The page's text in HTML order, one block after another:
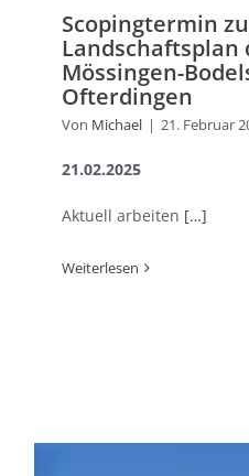
Scopingtermin
Landschaftsplan
Mössingen-
Ofterdingen
Von Michael | 21. Februar
21.02.2025
Aktuell arbeiten […]
Weiterlesen